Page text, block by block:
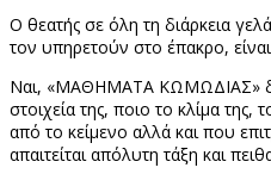
Ο θεατής σε όλη τη διάρκεια
τον υπηρετούν στο έπακρο,
Ναι, «ΜΑΘΗΜΑΤΑ ΚΩΜΩΔΙΑΣ»
στοιχεία της, ποιο το κλίμα
από το κείμενο αλλά και που
απαιτείται απόλυτη τάξη και